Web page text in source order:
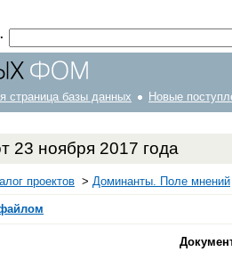
·
страница базы данных Новые
23 ноября 2017 года
проектов > Доминанты. Поле мнений